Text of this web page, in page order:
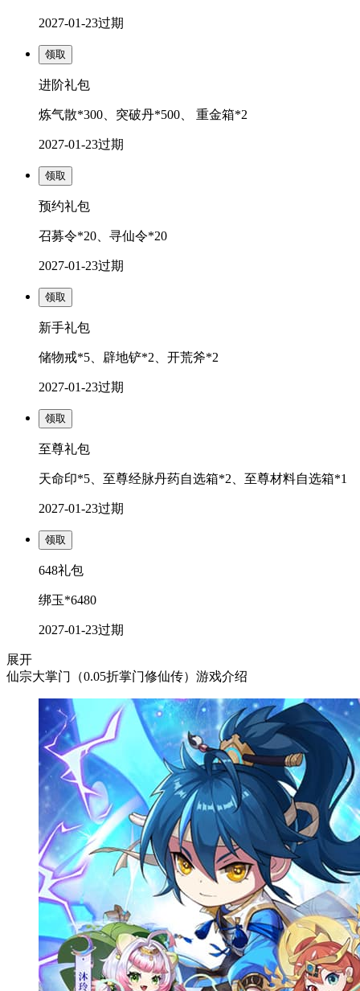
2027-01-23过期
领取
进阶礼包
炼气散*300、突破丹*500、 重金箱*2
2027-01-23过期
领取
预约礼包
召募令*20、寻仙令*20
2027-01-23过期
领取
新手礼包
储物戒*5、辟地铲*2、开荒斧*2
2027-01-23过期
领取
至尊礼包
天命印*5、至尊经脉丹药自选箱*2、至尊材料自选箱*1
2027-01-23过期
领取
648礼包
绑玉*6480
2027-01-23过期
展开
仙宗大掌门（0.05折掌门修仙传）游戏介绍